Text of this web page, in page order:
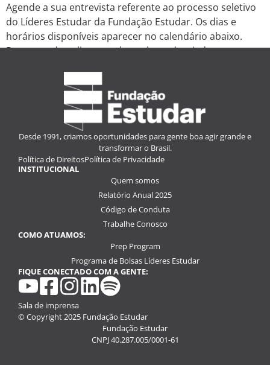
Agende a sua entrevista referente ao processo seletivo
do Líderes Estudar da Fundação Estudar. Os dias e
horários disponíveis aparecer no calendário abaixo.
Para agendar, clique na data e hora desejadas,
Desde 1991, criamos oportunidades para gente boa agir grande e
transformar o Brasil.
Política de DireitosPolítica de Privacidade
INSTITUCIONAL
Quem somos
Relatório Anual 2025
Código de Conduta
Trabalhe Conosco
COMO ATUAMOS:
Prep Program
Programa de Bolsas Líderes Estudar
FIQUE CONECTADO COM A GENTE:
youtube
facebook
instagram
linkedin
spotify
Sala de imprensa
© Copyright 2025 Fundação Estudar
Fundação Estudar
CNPJ 40.287.005/0001-61